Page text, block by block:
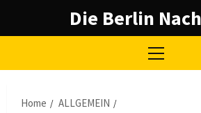
Die Berlin
Primary
Home
ALLGEMEIN